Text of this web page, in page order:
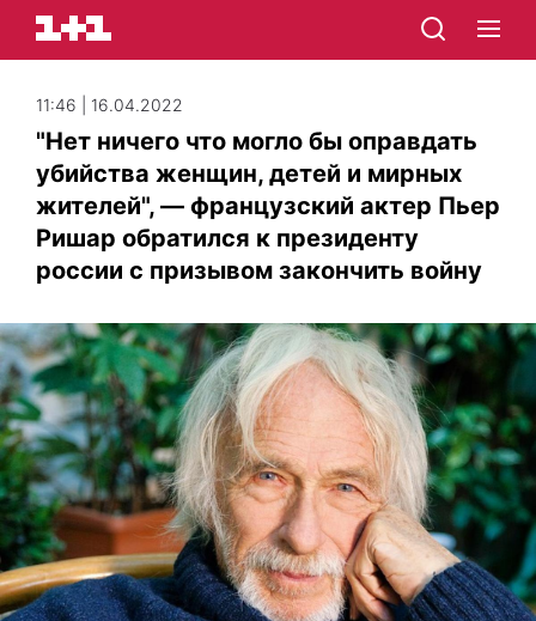
11:46 | 16.04.2022
"Нет ничего что могло бы оправдать
убийства женщин, детей и мирных
жителей", — французский актер Пьер
Ришар обратился к президенту
россии с призывом закончить войну